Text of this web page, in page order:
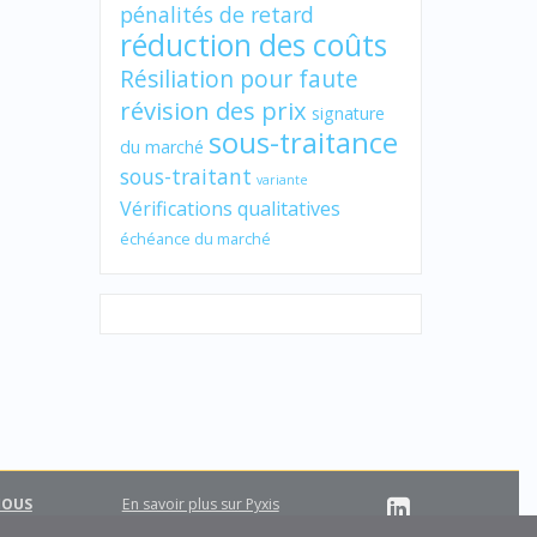
pénalités de retard
réduction des coûts
Résiliation pour faute
révision des prix signature
du marché sous-traitance
sous-traitant variante
Vérifications qualitatives
échéance du marché
En savoir plus sur Pyxis